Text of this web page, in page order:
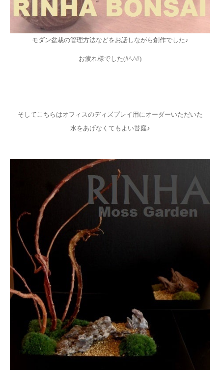
モダン盆栽の管理方法などをお話しながら創作でした♪
お疲れ様でした(#^.^#)
そしてこちらはオフィスのディズプレイ用にオーダーいただいた
水をあげなくてもよい苔庭♪